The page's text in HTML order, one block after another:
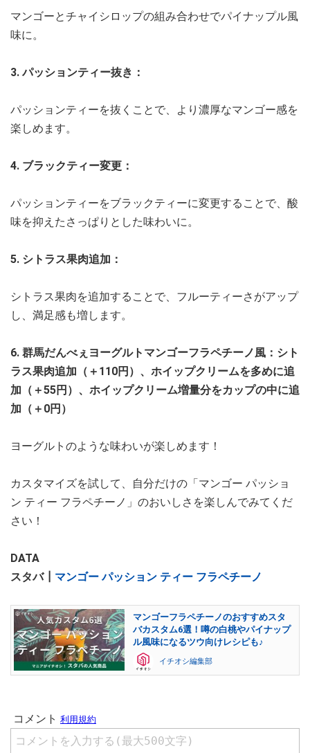
マンゴーとチャイシロップの組み合わせでパイナップル風
味に。
3. パッションティー抜き：
パッションティーを抜くことで、より濃厚なマンゴー感を
楽しめます。
4. ブラックティー変更：
パッションティーをブラックティーに変更することで、酸
味を抑えたさっぱりとした味わいに。
5. シトラス果肉追加：
シトラス果肉を追加することで、フルーティーさがアップ
し、満足感も増します。
6. 群馬だんべぇヨーグルトマンゴーフラペチーノ風：シト
ラス果肉追加（＋110円）、ホイップクリームを多めに追
加（＋55円）、ホイップクリーム増量分をカップの中に追
加（＋0円）
ヨーグルトのような味わいが楽しめます！
カスタマイズを試して、自分だけの「マンゴー パッショ
ン ティー フラペチーノ」のおいしさを楽しんでみてくだ
さい！
DATA
スタバ┃ マンゴー パッション ティー フラペチーノ
マンゴーフラペチーノのおすすめスタ
バカスタム6選！噂の白桃やパイナップ
ル風味になるツウ向けレシピも♪
イチオシ編集部